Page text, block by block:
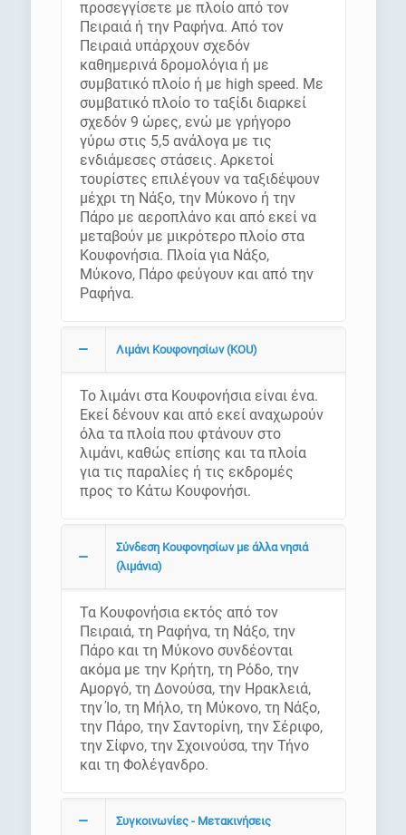
προσεγγίσετε με πλοίο από τον
Πειραιά ή την Ραφήνα. Από τον
Πειραιά υπάρχουν σχεδόν
καθημερινά δρομολόγια ή με
συμβατικό πλοίο ή με high speed. Με
συμβατικό πλοίο το ταξίδι διαρκεί
σχεδόν 9 ώρες, ενώ με γρήγορο
γύρω στις 5,5 ανάλογα με τις
ενδιάμεσες στάσεις. Αρκετοί
τουρίστες επιλέγουν να ταξιδέψουν
μέχρι τη Νάξο, την Μύκονο ή την
Πάρο με αεροπλάνο και από εκεί να
μεταβούν με μικρότερο πλοίο στα
Κουφονήσια. Πλοία για Νάξο,
Μύκονο, Πάρο φεύγουν και από την
Ραφήνα.
Λιμάνι Κουφονησίων (KOU)
Το λιμάνι στα Κουφονήσια είναι ένα.
Εκεί δένουν και από εκεί αναχωρούν
όλα τα πλοία που φτάνουν στο
λιμάνι, καθώς επίσης και τα πλοία
για τις παραλίες ή τις εκδρομές
προς το Κάτω Κουφονήσι.
Σύνδεση Κουφονησίων με άλλα νησιά
(λιμάνια)
Τα Κουφονήσια εκτός από τον
Πειραιά, τη Ραφήνα, τη Νάξο, την
Πάρο και τη Μύκονο συνδέονται
ακόμα με την Κρήτη, τη Ρόδο, την
Αμοργό, τη Δονούσα, την Ηρακλειά,
την Ίο, τη Μήλο, τη Μύκονο, τη Νάξο,
την Πάρο, την Σαντορίνη, την Σέριφο,
την Σίφνο, την Σχοινούσα, την Τήνο
και τη Φολέγανδρο.
Συγκοινωνίες - Μετακινήσεις